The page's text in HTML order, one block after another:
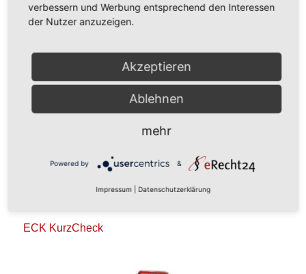
ECK KurzCheck
verbessern und Werbung entsprechend den Interessen
der Nutzer anzuzeigen.
Akzeptieren
Ablehnen
mehr
Powered by &
Impressum Datenschutzerklärung